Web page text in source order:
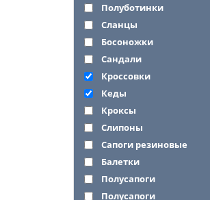
Полуботинки
Сланцы
Босоножки
Сандали
Кроссовки
Кеды
Кроксы
Слипоны
Сапоги резиновые
Балетки
Полусапоги
Полусапоги